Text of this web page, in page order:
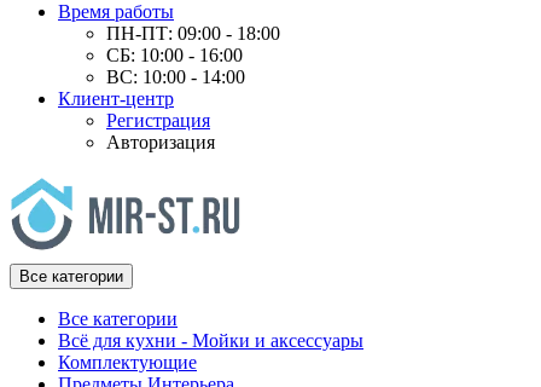
Время работы
ПН-ПТ: 09:00 - 18:00
СБ: 10:00 - 16:00
ВС: 10:00 - 14:00
Клиент-центр
Регистрация
Авторизация
Все категории
Все категории
Всё для кухни - Мойки и аксессуары
Комплектующие